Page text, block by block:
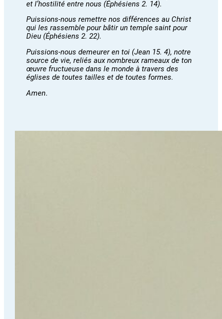
et l’hostilité entre nous (Éphésiens 2. 14).
Puissions-nous remettre nos différences au Christ
qui les rassemble pour bâtir un temple saint pour
Dieu (Éphésiens 2. 22).
Puissions-nous demeurer en toi (Jean 15. 4), notre
source de vie, reliés aux nombreux rameaux de ton
œuvre fructueuse dans le monde à travers des
églises de toutes tailles et de toutes formes.
Amen.